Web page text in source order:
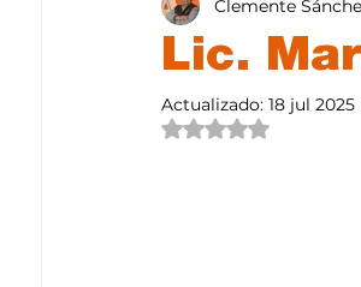
Egresados Inteligencia
Diseño de futuro Ética de la
Lic.
Clemente
Actualizado: 18 jul 2025
Obtuvo NaN de 5